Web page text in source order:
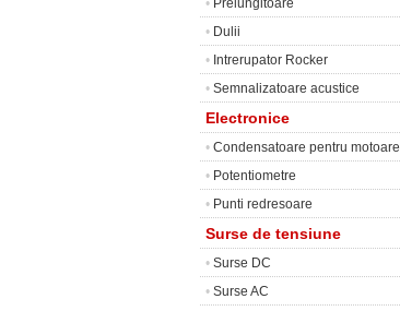
• Prelungitoare
• Dulii
• Intrerupator Rocker
• Semnalizatoare acustice
Electronice
• Condensatoare pentru motoare
• Potentiometre
• Punti redresoare
Surse de tensiune
• Surse DC
• Surse AC